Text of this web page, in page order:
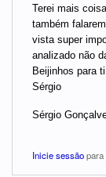
Terei mais
também
vista super
analizado não
Beijinhos para
Sérgio
Sérgio
Inicie sessão